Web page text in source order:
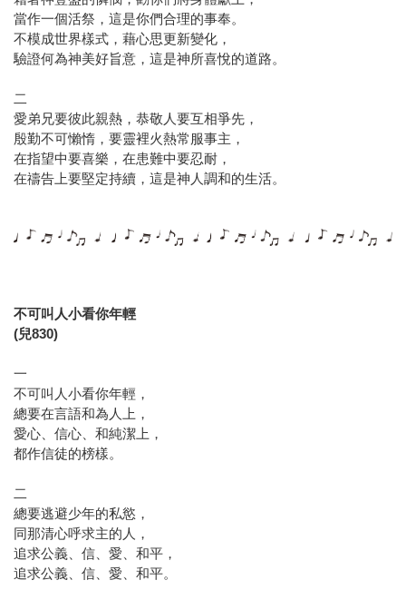
當作一個活祭，這是你們合理的事奉。
不模成世界樣式，藉心思更新變化，
驗證何為神美好旨意，這是神所喜悅的道路。
二
愛弟兄要彼此親熱，恭敬人要互相爭先，
殷勤不可懶惰，要靈裡火熱常服事主，
在指望中要喜樂，在患難中要忍耐，
在禱告上要堅定持續，這是神人調和的生活。
不可叫人小看你年輕
(兒830)
一
不可叫人小看你年輕，
總要在言語和為人上，
愛心、信心、和純潔上，
都作信徒的榜樣。
二
總要逃避少年的私慾，
同那清心呼求主的人，
追求公義、信、愛、和平，
追求公義、信、愛、和平。